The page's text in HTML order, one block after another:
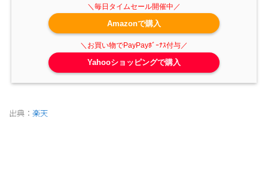
Amazonで購入
Yahooショッピングで購入
出典： 楽天